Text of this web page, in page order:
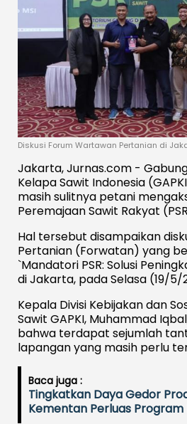
Diskusi Forum Wartawan Pertanian di
Jakarta, Jurnas.com -
Kelapa Sawit Indonesia
masih sulitnya petani
Peremajaan Sawit Rakyat
Hal tersebut disampaikan
Pertanian (Forwatan) yang
`Mandatori PSR: Solusi
di Jakarta, pada Selasa (19/5/
Kepala Divisi Kebijakan dan
Sawit GAPKI, Muhammad
bahwa terdapat sejumlah
lapangan yang masih perlu
Baca juga :
Tingkatkan Daya Gedor
Kementan Perluas Program